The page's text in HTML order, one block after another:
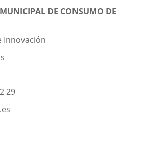
DE CONSUMO DE
Innovación
29